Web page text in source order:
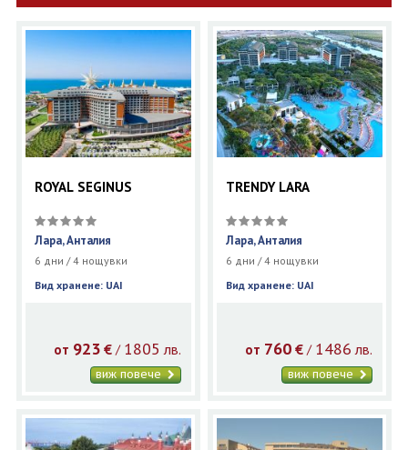
ROYAL SEGINUS
Лара, Анталия
6 дни / 4 нощувки
Вид хранене: UAI
от 923 €/ 1805 лв.
виж повече
TRENDY LARA
Лара, Анталия
6 дни / 4 нощувки
Вид хранене: UAI
от 760 € / 1486 лв.
виж повече